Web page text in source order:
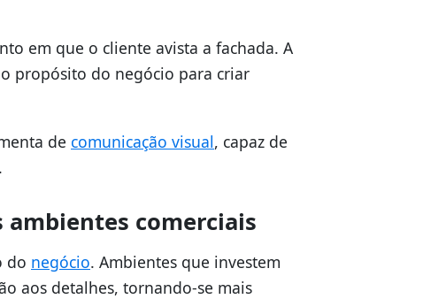
em que o cliente avista a fachada. A
propósito do negócio para criar
de comunicação visual, capaz de
ambientes comerciais
do negócio. Ambientes que investem
aos detalhes, tornando-se mais